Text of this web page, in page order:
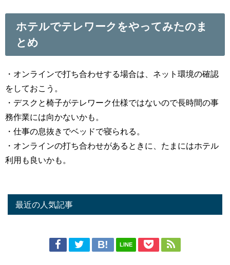
ホテルでテレワークをやってみたのま
とめ
・オンラインで打ち合わせする場合は、ネット環境の確認
をしておこう。
・デスクと椅子がテレワーク仕様ではないので長時間の事
務作業には向かないかも。
・仕事の息抜きでベッドで寝られる。
・オンラインの打ち合わせがあるときに、たまにはホテル
利用も良いかも。
最近の人気記事
LINE